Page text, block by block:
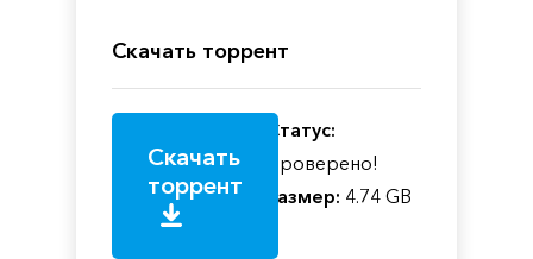
Скачать торрент
Скачать
торрент
Статус:
Проверено!
Размер: 4.74 GB